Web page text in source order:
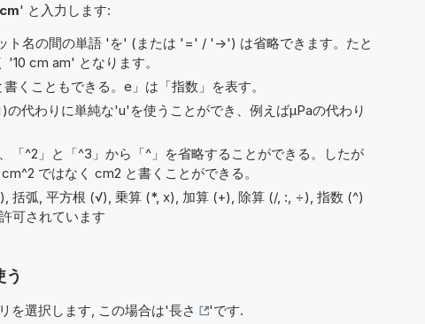
cm' と入力します:
ト名の間の単語 'を' (または '=' / '->') は省略できます。たと
cm am' となります。
くこともできる。e」は「指数」を表す。
代わりに単純な'u'を使うことができ、例えばµPaの代わり
「^2」と「^3」から「^」を省略することができる。したが
ではなく cm2 と書くことができる。
括弧, 平方根 (√), 乗算 (*, x), 加算 (+), 除算 (/, :, ÷), 指数 (^)
可されています
を選択します, この場合は'長さ
'です.